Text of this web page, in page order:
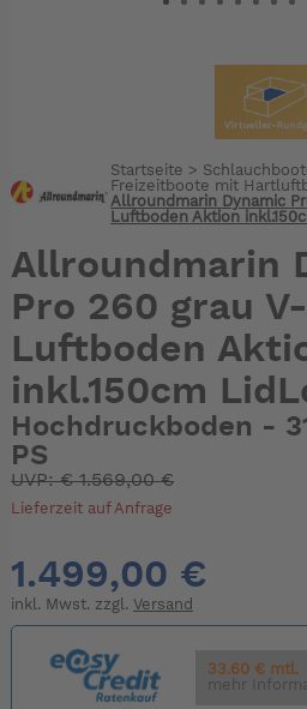
Startseite >
Freizeitboote mit
Allroundmarin Dynamic
Luftboden Aktion
Allroundmarin
Pro 260 grau
Luftboden
inkl.150cm
Hochdruckboden -
PS
UVP:€1.569,00 €
Lieferzeit auf Anfrage
1.499,00 €
inkl. Mwst. zzgl. Versand
33.60 € mtl.
mehr